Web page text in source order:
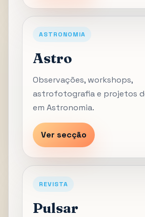
ASTRONOMIA
Astro
Observações, workshops,
astrofotografia e projetos
em Astronomia.
Ver secção
REVISTA
Pulsar